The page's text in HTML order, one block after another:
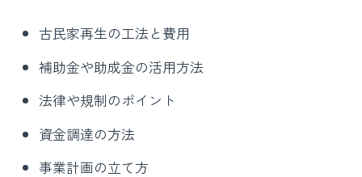
古民家再生の工法と費用
補助金や助成金の活用方法
法律や規制のポイント
資金調達の方法
事業計画の立て方